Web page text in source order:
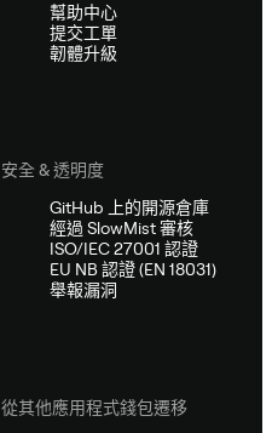
幫助中心
提交工單
韌體升級
安全 & 透明度
GitHub 上的開源倉庫
經過 SlowMist 審核
ISO/IEC 27001 認證
EU NB 認證 (EN 18031)
舉報漏洞
從其他應用程式錢包遷移